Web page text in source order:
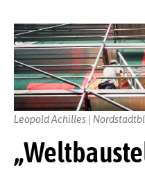
Leopold Achilles |